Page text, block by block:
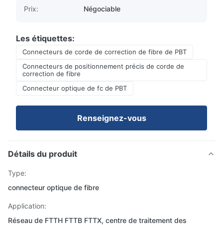
Prix:
Négociable
Les étiquettes:
Connecteurs de corde de correction de fibre de PBT
Connecteurs de positionnement précis de corde de
correction de fibre
Connecteur optique de fc de PBT
Renseignez-vous
Détails du produit
Type:
connecteur optique de fibre
Application:
Réseau de FTTH FTTB FTTX, centre de traitement des